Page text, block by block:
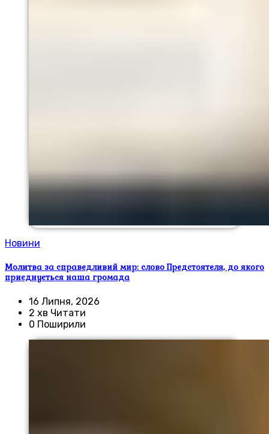
Новини
Молитва за справедливий мир: слово Предстоятеля, до якого
приєднується наша громада
16 Липня, 2026
2 хв Читати
0 Поширили